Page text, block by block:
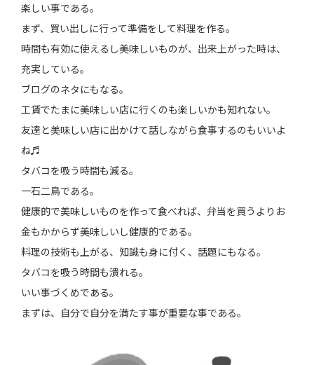
楽しい事である。
まず、買い出しに行って準備をして料理を作る。
時間も有効に使えるし美味しいものが、出来上がった時は、
充実している。
ブログのネタにもなる。
工賃でたまに美味しい店に行くのも楽しいかも知れない。
友達と美味しい店に出かけて話しながら食事するのもいいよ
ね♬
タバコを吸う時間も減る。
一石二鳥である。
健康的で美味しいものを作って食べれば、弁当を買うよりお
金もかからず美味しいし健康的である。
料理の技術も上がる、知識も身に付く、話題にもなる。
タバコを吸う時間も潰れる。
いい事づくめである。
まずは、自分で自分を満たす事が重要な事である。